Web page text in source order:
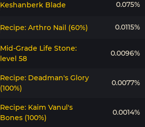
Keshanberk Blade 0.075%
Recipe: Arthro Nail (60%) 0.0115%
Mid-Grade Life Stone:
level 58
0.0096%
Recipe: Deadman's Glory
(100%)
0.0077%
Recipe: Kaim Vanul's
Bones (100%)
0.0014%